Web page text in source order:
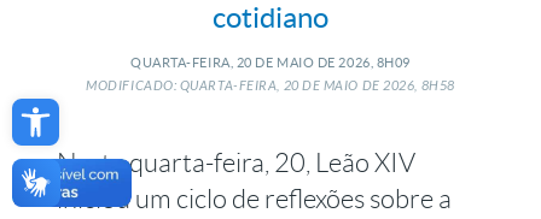
Open toolbar
cotidiano
QUARTA-FEIRA, 20 DE MAIO DE 2026, 8H09
MODIFICADO: QUARTA-FEIRA, 20 DE MAIO DE2026, 8H58
Nesta quarta-feira, 20, Leão XIV
iniciou um ciclo de reflexões sobre a